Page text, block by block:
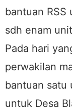
bantuan RSS
sdh enam
Pada hari
perwakilan
bantuan satu
untuk Desa